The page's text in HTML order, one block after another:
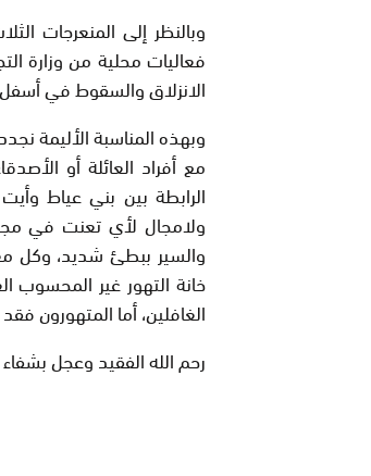
وبالنظر إلى المنعرجات
فعاليات محلية من وزارة
الانزلاق والسقوط في أسفل
وبهذه المناسبة الأليمة
مع أفراد العائلة أو
الرابطة بين بني عياط
ولامجال لأي تعنت في
والسير ببطئ شديد، وكل
خانة التهور غير المحسوب
الغافلين، أما المتهورون
رحم الله الفقيد وعجل بشفاء